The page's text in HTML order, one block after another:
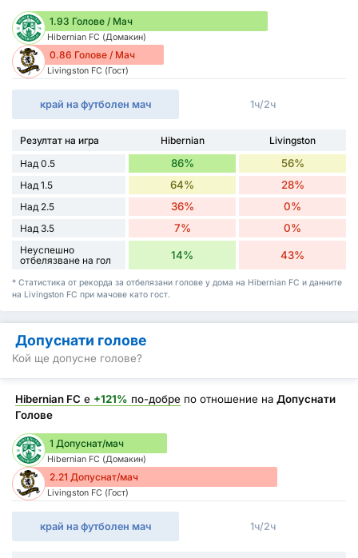
1.93 Голове / Мач
Hibernian FC (Домакин)
0.86 Голове / Мач
Livingston FC (Гост)
край на футболен мач 1ч/2ч
Резултат на игра Hibernian
Livingston
Над 0.5
86% 56%
Над 1.5 64% 28%
Над 2.5 36% 0%
Над 3.5 7% 0%
Неуспешно
отбелязване на гол
14% 43%
* Статистика от рекорда за отбелязани голове у дома на Hibernian FC и данните
на Livingston FC при мачове като гост.
Допуснати голове
Кой ще допусне голове?
Hibernian FC е +121% по-добре по отношение на Допуснати
Голове
1 Допуснат/мач
Hibernian FC (Домакин)
2.21 Допуснат/мач
Livingston FC (Гост)
край на футболен мач 1ч/2ч